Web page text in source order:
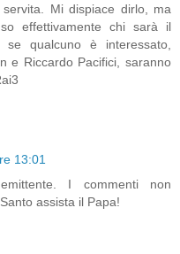
Mi dispiace dirlo, ma
effettivamente chi sarà il
qualcuno è interessato,
e Riccardo Pacifici, saranno
13:01
I commenti non
assista il Papa!